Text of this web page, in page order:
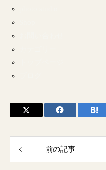
前の記事